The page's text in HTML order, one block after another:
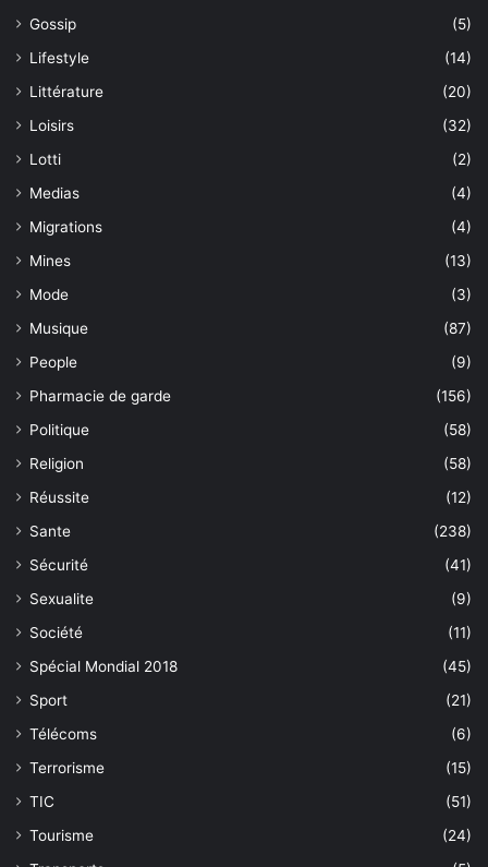
Gossip
(5)
Lifestyle
(14)
Littérature
(20)
Loisirs
(32)
Lotti
(2)
Medias
(4)
Migrations
(4)
Mines
(13)
Mode
(3)
Musique
(87)
People
(9)
Pharmacie de garde
(156)
Politique
(58)
Religion
(58)
Réussite
(12)
Sante
(238)
Sécurité
(41)
Sexualite
(9)
Société
(11)
Spécial Mondial 2018
(45)
Sport
(21)
Télécoms
(6)
Terrorisme
(15)
TIC
(51)
Tourisme
(24)